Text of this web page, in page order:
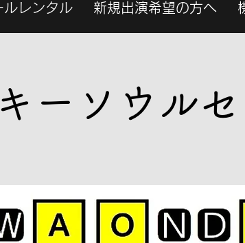
ルレンタル 新規出演希望の方へ
ーソウル